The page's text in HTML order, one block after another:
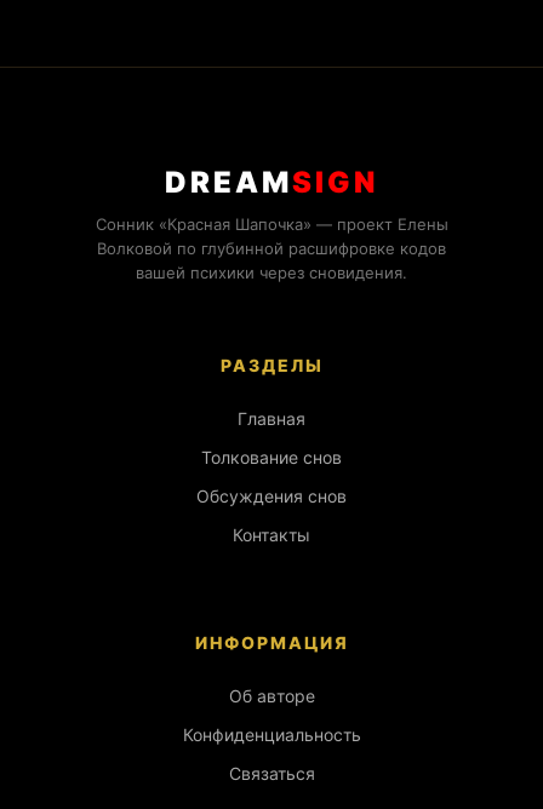
DREAMSIGN
Сонник «Красная Шапочка» — проект Елены
Волковой по глубинной расшифровке кодов
вашей психики через сновидения.
РАЗДЕЛЫ
Главная
Толкование снов
Обсуждения снов
Контакты
ИНФОРМАЦИЯ
Об авторе
Конфиденциальность
Связаться